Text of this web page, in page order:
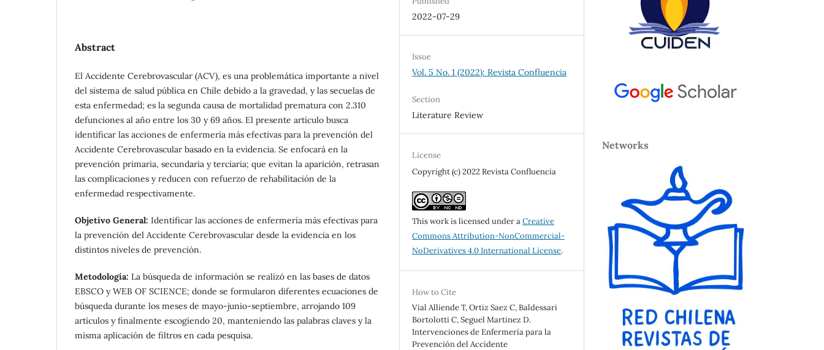
Abstract
El Accidente Cerebrovascular (ACV), es una problemática importante a nivel
del sistema de salud pública en Chile debido a la gravedad, y las secuelas de
esta enfermedad; es la segunda causa de mortalidad prematura con 2.310
defunciones al año entre los 30 y 69 años. El presente artículo busca
identificar las acciones de enfermería más efectivas para la prevención del
Accidente Cerebrovascular basado en la evidencia. Se enfocará en la
prevención primaria, secundaria y terciaria; que evitan la aparición, retrasan
las complicaciones y reducen con refuerzo de rehabilitación de la
enfermedad respectivamente.
Objetivo General: Identificar las acciones de enfermería más efectivas para
la prevención del Accidente Cerebrovascular desde la evidencia en los
distintos niveles de prevención.
Metodología: La búsqueda de información se realizó en las bases de datos
EBSCO y WEB OF SCIENCE; donde se formularon diferentes ecuaciones de
búsqueda durante los meses de mayo-junio-septiembre, arrojando 109
artículos y finalmente escogiendo 20, manteniendo las palabras claves y la
misma aplicación de filtros en cada pesquisa.
2022-07-29
Issue
Vol. 5 No. 1 (2022): Revista Confluencia
Section
Literature Review
License
Copyright (c) 2022 Revista Confluencia
This work is licensed under aCreative
Commons Attribution-NonCommercial-
NoDerivatives 4.0 International License.
How to Cite
Vial Alliende T, Ortiz Saez C, Baldessari
Bortolotti C, Seguel Martinez D.
Intervenciones de Enfermería para la
Prevención del Accidente
Networks